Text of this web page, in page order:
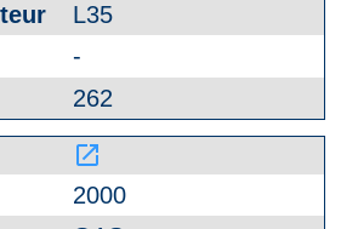
L35
-
262
launch
2000